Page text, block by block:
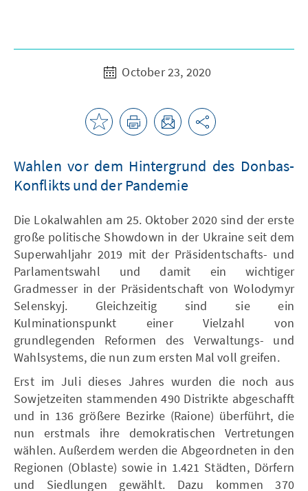
October 23, 2020
Wahlen vor dem Hintergrund des Donbas-
Konflikts und der Pandemie
Die Lokalwahlen am 25. Oktober 2020 sind der erste
große politische Showdown in der Ukraine seit dem
Superwahljahr 2019 mit der Präsidentschafts- und
Parlamentswahl und damit ein wichtiger
Gradmesser in der Präsidentschaft von Wolodymyr
Selenskyj. Gleichzeitig sind sie ein
Kulminationspunkt einer Vielzahl von
grundlegenden Reformen des Verwaltungs- und
Wahlsystems, die nun zum ersten Mal voll greifen.
Erst im Juli dieses Jahres wurden die noch aus
Sowjetzeiten stammenden 490 Distrikte abgeschafft
und in 136 größere Bezirke (Raione) überführt, die
nun erstmals ihre demokratischen Vertretungen
wählen. Außerdem werden die Abgeordneten in den
Regionen (Oblaste) sowie in 1.421 Städten, Dörfern
und Siedlungen gewählt. Dazu kommen 370